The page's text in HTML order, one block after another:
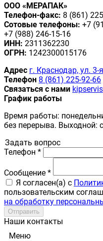
ООО «МЕРАПАК»
Телефон-факс: 8 (861)
Сотовые телефоны: +7
+7 (988) 246-15-16
ИНН: 2311362230
ОГРН: 1242300015176
Адрес г. Краснодар, ул.
Телефон 8 (861) 225-92-66
Связаться с нами
График работы
Время работы:
без перерыва. Выходной:
Задать вопрос
Телефон *
Сообщение *
Я согласен(a) с
пользовательским
на обработку
Отправить
Наши контакты
Меню